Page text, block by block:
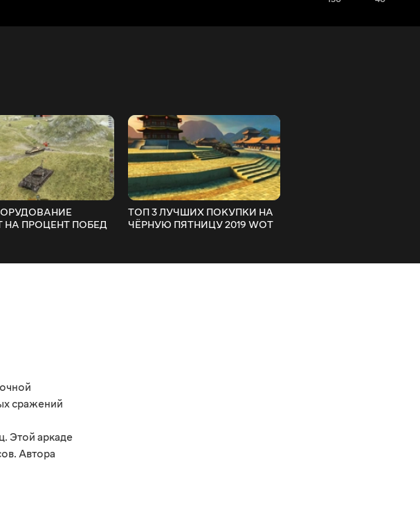
НА ПРОЦЕНТ ПОБЕД
ТОП 3 ЛУЧШИХ ПОКУПКИ НА
ЧЁРНУЮ ПЯТНИЦУ 2019 WOT
сражений
Этой аркаде
Автора